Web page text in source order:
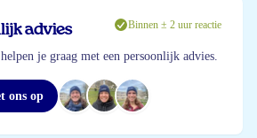
advies Binnen ± 2 uur reactie
je graag met een persoonlijk advies.
ons op